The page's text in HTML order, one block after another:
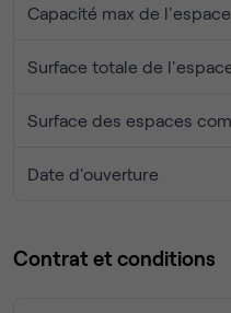
Capacité max de l'espace
Surface totale de
Surface des espaces
Date d'ouverture
Contrat et conditions